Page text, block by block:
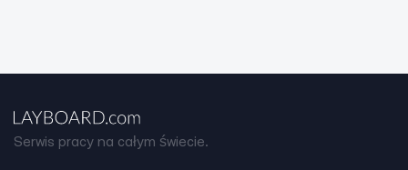
Serwis pracy na całym świecie.